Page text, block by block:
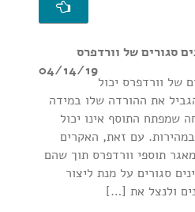
סגורים של וורדפרס
04/14/19
של וורדפרס יכול
את ההורדה שלו במידה
שמפתח התוסף אינו יכול
במהירות. עם זאת, האקרים
תוספי וורדפרס תוך שהם
סגורים על מנת ליצור
ולנצל את […]